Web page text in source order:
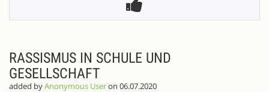
RASSISMUS IN SCHULE UND
GESELLSCHAFT
added byAnonymous Useron 06.07.2020